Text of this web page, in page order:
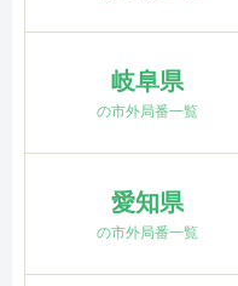
岐阜県
の市外局番一覧
愛知県
の市外局番一覧